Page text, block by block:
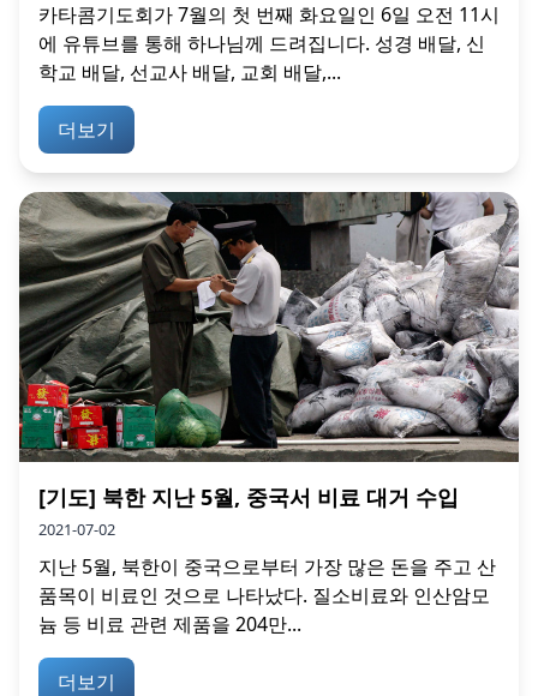
카타콤기도회가 7월의 첫 번째 화요일인 6일 오전 11시
에 유튜브를 통해 하나님께 드려집니다. 성경 배달, 신
학교 배달, 선교사 배달, 교회 배달,...
더보기
[기도] 북한 지난 5월, 중국서 비료 대거 수입
2021-07-02
지난 5월, 북한이 중국으로부터 가장 많은 돈을 주고 산
품목이 비료인 것으로 나타났다. 질소비료와 인산암모
늄 등 비료 관련 제품을 204만...
더보기